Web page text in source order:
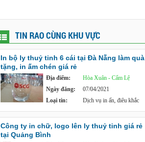
TIN RAO CÙNG KHU VỰC
In bộ ly thuỷ tinh 6 cái tại Đà Nẵng làm quà
tặng, in ấm chén giá rẻ
Địa điểm:
Hòa Xuân - Cẩm Lệ
Ngày đăng:
07/04/2021
Loại tin:
Dịch vụ in ấn, điêu khắc
Công ty in chữ, logo lên ly thuỷ tinh giá rẻ
tại Quảng Bình